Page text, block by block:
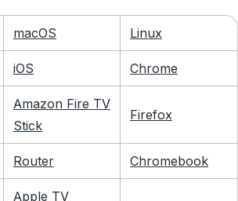
macOS Linux
iOS Chrome
Amazon Fire TV
Stick
Firefox
Router Chromebook
Apple TV